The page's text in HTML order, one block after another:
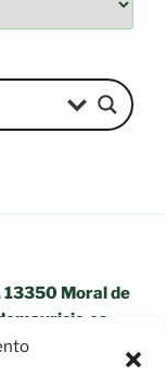
13350 Moral de